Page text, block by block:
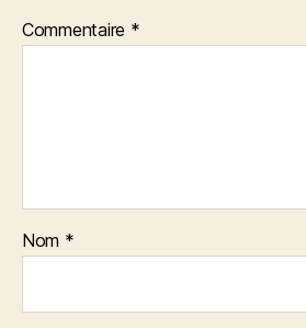
Commentaire *
Nom *